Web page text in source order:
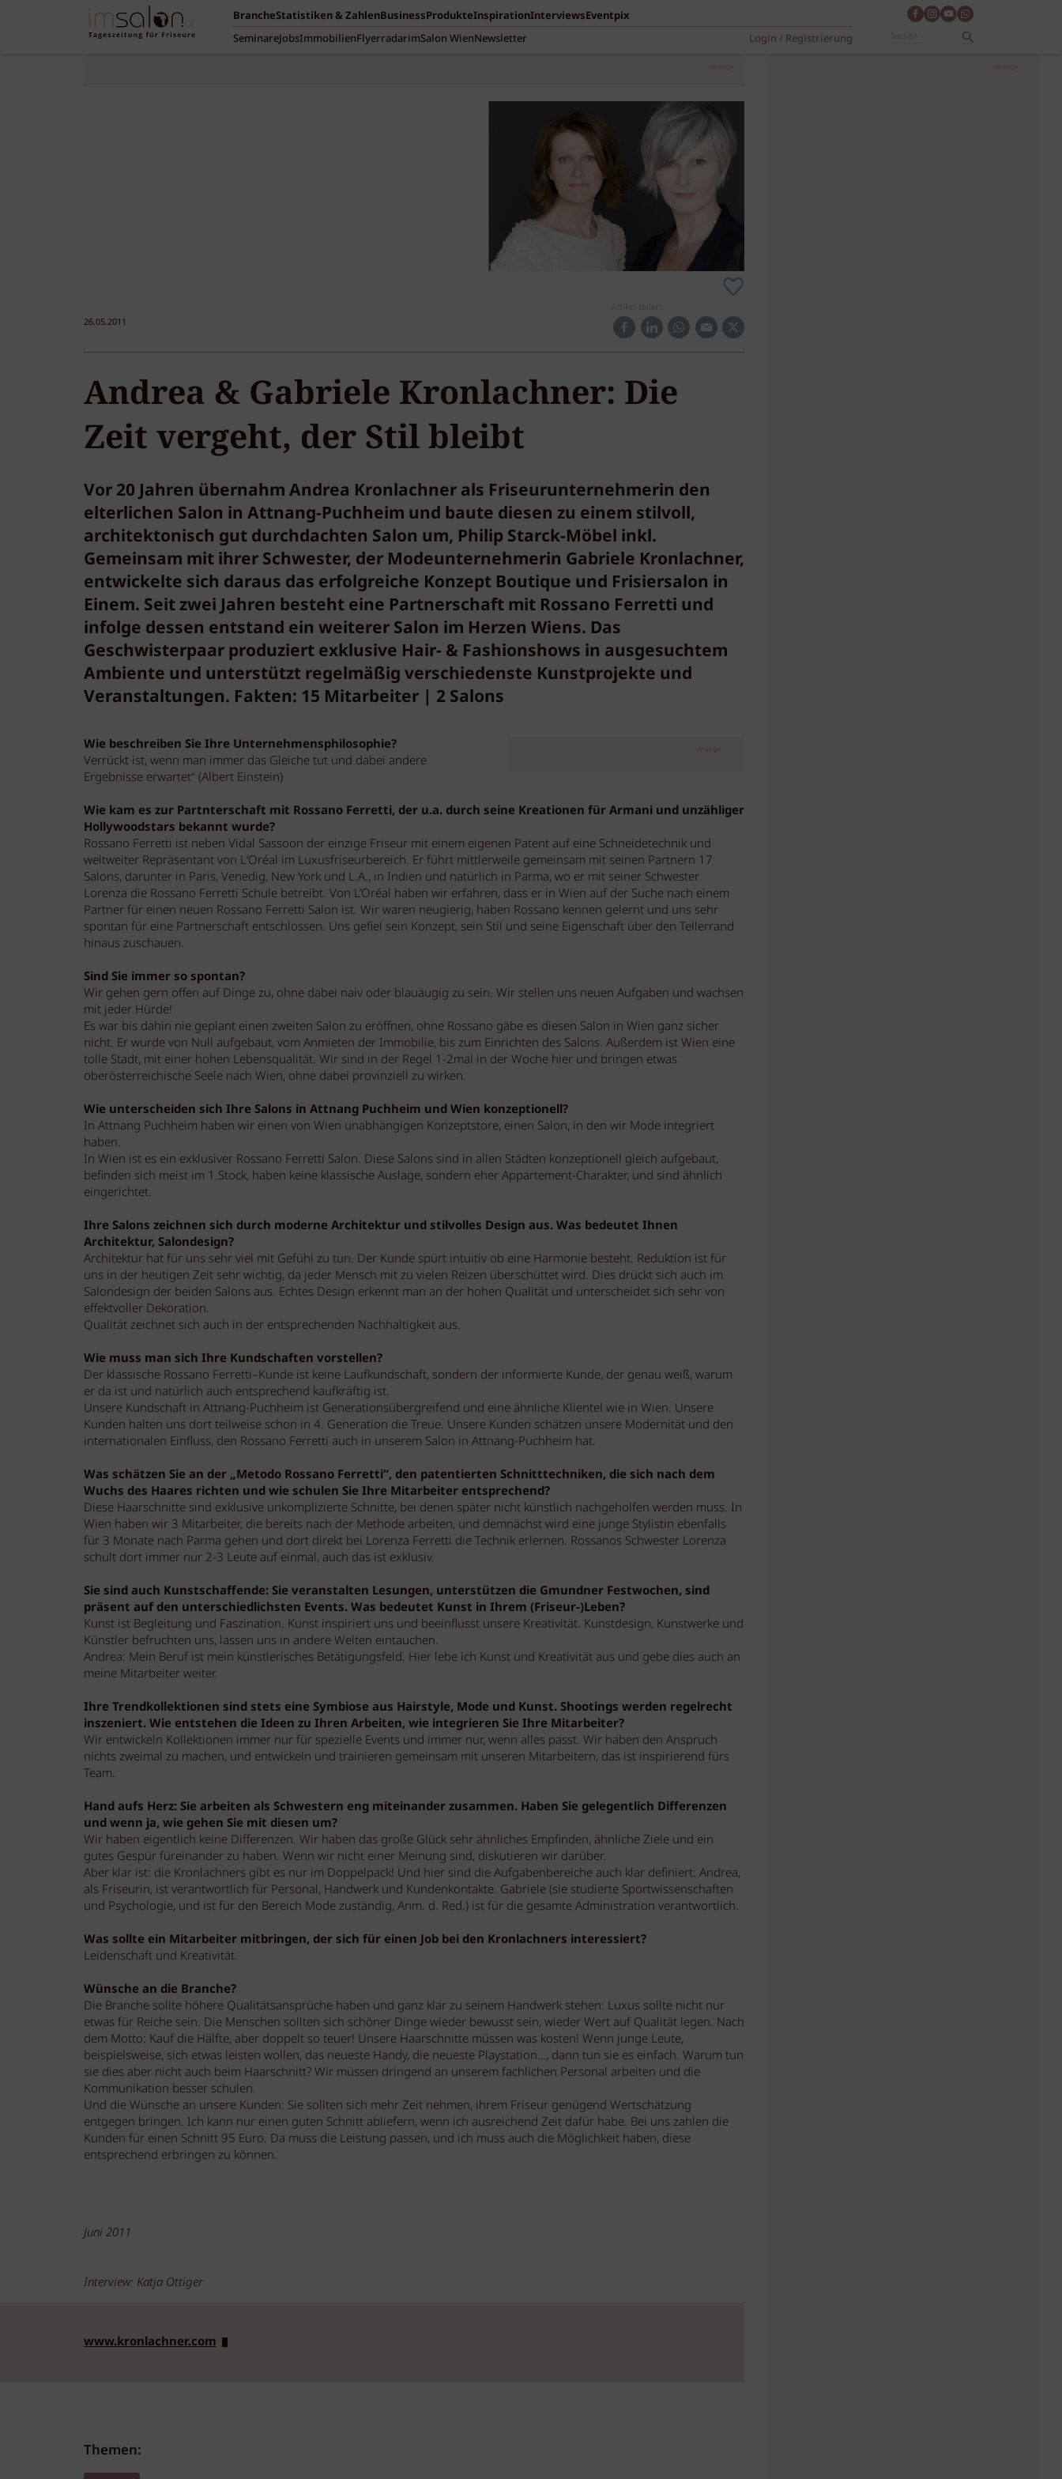
BrancheStatistiken & ZahlenBusinessProdukteInspirationInterviewsEventpix
SeminareJobsImmobilienFlyerradarimSalon WienNewsletter Login / Registrierung
Anzeige
26.05.2011
Artikel teilen:
Andrea & Gabriele Kronlachner: Die
Zeit vergeht, der Stil bleibt
Vor 20 Jahren übernahm Andrea Kronlachner als Friseurunternehmerin den
elterlichen Salon in Attnang-Puchheim und baute diesen zu einem stilvoll,
architektonisch gut durchdachten Salon um, Philip Starck-Möbel inkl.
Gemeinsam mit ihrer Schwester, der Modeunternehmerin Gabriele Kronlachner,
entwickelte sich daraus das erfolgreiche Konzept Boutique und Frisiersalon in
Einem. Seit zwei Jahren besteht eine Partnerschaft mit Rossano Ferretti und
infolge dessen entstand ein weiterer Salon im Herzen Wiens. Das
Geschwisterpaar produziert exklusive Hair- & Fashionshows in ausgesuchtem
Ambiente und unterstützt regelmäßig verschiedenste Kunstprojekte und
Veranstaltungen. Fakten: 15 Mitarbeiter | 2 Salons
Anzeige
Wie beschreiben Sie Ihre Unternehmensphilosophie?
Verrückt ist, wenn man immer das Gleiche tut und dabei andere
Ergebnisse erwartet“ (Albert Einstein)
Wie kam es zur Partnterschaft mit Rossano Ferretti, der u.a. durch seine Kreationen für Armani und unzähliger
Hollywoodstars bekannt wurde?
Rossano Ferretti ist neben Vidal Sassoon der einzige Friseur mit einem eigenen Patent auf eine Schneidetechnik und
weltweiter Repräsentant von L‘Oréal im Luxusfriseurbereich. Er führt mittlerweile gemeinsam mit seinen Partnern 17
Salons, darunter in Paris, Venedig, New York und L.A., in Indien und natürlich in Parma, wo er mit seiner Schwester
Lorenza die Rossano Ferretti Schule betreibt. Von L’Oréal haben wir erfahren, dass er in Wien auf der Suche nach einem
Partner für einen neuen Rossano Ferretti Salon ist. Wir waren neugierig, haben Rossano kennen gelernt und uns sehr
spontan für eine Partnerschaft entschlossen. Uns gefiel sein Konzept, sein Stil und seine Eigenschaft über den Tellerrand
hinaus zuschauen.
Sind Sie immer so spontan?
Wir gehen gern offen auf Dinge zu, ohne dabei naiv oder blauäugig zu sein. Wir stellen uns neuen Aufgaben und wachsen
mit jeder Hürde!
Es war bis dahin nie geplant einen zweiten Salon zu eröffnen, ohne Rossano gäbe es diesen Salon in Wien ganz sicher
nicht. Er wurde von Null aufgebaut, vom Anmieten der Immobilie, bis zum Einrichten des Salons. Außerdem ist Wien eine
tolle Stadt, mit einer hohen Lebensqualität. Wir sind in der Regel 1-2mal in der Woche hier und bringen etwas
oberösterreichische Seele nach Wien, ohne dabei provinziell zu wirken.
Wie unterscheiden sich Ihre Salons in Attnang Puchheim und Wien konzeptionell?
In Attnang Puchheim haben wir einen von Wien unabhängigen Konzeptstore, einen Salon, in den wir Mode integriert
haben.
In Wien ist es ein exklusiver Rossano Ferretti Salon. Diese Salons sind in allen Städten konzeptionell gleich aufgebaut,
befinden sich meist im 1.Stock, haben keine klassische Auslage, sondern eher Appartement-Charakter, und sind ähnlich
eingerichtet.
Ihre Salons zeichnen sich durch moderne Architektur und stilvolles Design aus. Was bedeutet Ihnen
Architektur, Salondesign?
Architektur hat für uns sehr viel mit Gefühl zu tun. Der Kunde spürt intuitiv ob eine Harmonie besteht. Reduktion ist für
uns in der heutigen Zeit sehr wichtig, da jeder Mensch mit zu vielen Reizen überschüttet wird. Dies drückt sich auch im
Salondesign der beiden Salons aus. Echtes Design erkennt man an der hohen Qualität und unterscheidet sich sehr von
effektvoller Dekoration.
Qualität zeichnet sich auch in der entsprechenden Nachhaltigkeit aus.
Wie muss man sich Ihre Kundschaften vorstellen?
Der klassische Rossano Ferretti–Kunde ist keine Laufkundschaft, sondern der informierte Kunde, der genau weiß, warum
er da ist und natürlich auch entsprechend kaufkräftig ist.
Unsere Kundschaft in Attnang-Puchheim ist Generationsübergreifend und eine ähnliche Klientel wie in Wien. Unsere
Kunden halten uns dort teilweise schon in 4. Generation die Treue. Unsere Kunden schätzen unsere Modernität und den
internationalen Einfluss, den Rossano Ferretti auch in unserem Salon in Attnang-Puchheim hat.
Was schätzen Sie an der „Metodo Rossano Ferretti“, den patentierten Schnitttechniken, die sich nach dem
Wuchs des Haares richten und wie schulen Sie Ihre Mitarbeiter entsprechend?
Diese Haarschnitte sind exklusive unkomplizierte Schnitte, bei denen später nicht künstlich nachgeholfen werden muss. In
Wien haben wir 3 Mitarbeiter, die bereits nach der Methode arbeiten, und demnächst wird eine junge Stylistin ebenfalls
für 3 Monate nach Parma gehen und dort direkt bei Lorenza Ferretti die Technik erlernen. Rossanos Schwester Lorenza
schult dort immer nur 2-3 Leute auf einmal, auch das ist exklusiv.
Sie sind auch Kunstschaffende: Sie veranstalten Lesungen, unterstützen die Gmundner Festwochen, sind
präsent auf den unterschiedlichsten Events. Was bedeutet Kunst in Ihrem (Friseur-)Leben?
Kunst ist Begleitung und Faszination. Kunst inspiriert uns und beeinflusst unsere Kreativität. Kunstdesign, Kunstwerke und
Künstler befruchten uns, lassen uns in andere Welten eintauchen.
Andrea: Mein Beruf ist mein künstlerisches Betätigungsfeld. Hier lebe ich Kunst und Kreativität aus und gebe dies auch an
meine Mitarbeiter weiter.
Ihre Trendkollektionen sind stets eine Symbiose aus Hairstyle, Mode und Kunst. Shootings werden regelrecht
inszeniert. Wie entstehen die Ideen zu Ihren Arbeiten, wie integrieren Sie Ihre Mitarbeiter?
Wir entwickeln Kollektionen immer nur für spezielle Events und immer nur, wenn alles passt. Wir haben den Anspruch
nichts zweimal zu machen, und entwickeln und trainieren gemeinsam mit unseren Mitarbeitern, das ist inspirierend fürs
Team.
Hand aufs Herz: Sie arbeiten als Schwestern eng miteinander zusammen. Haben Sie gelegentlich Differenzen
und wenn ja, wie gehen Sie mit diesen um?
Wir haben eigentlich keine Differenzen. Wir haben das große Glück sehr ähnliches Empfinden, ähnliche Ziele und ein
gutes Gespür füreinander zu haben. Wenn wir nicht einer Meinung sind, diskutieren wir darüber.
Aber klar ist: die Kronlachners gibt es nur im Doppelpack! Und hier sind die Aufgabenbereiche auch klar definiert: Andrea,
als Friseurin, ist verantwortlich für Personal, Handwerk und Kundenkontakte. Gabriele (sie studierte Sportwissenschaften
und Psychologie, und ist für den Bereich Mode zuständig, Anm. d. Red.) ist für die gesamte Administration verantwortlich.
Was sollte ein Mitarbeiter mitbringen, der sich für einen Job bei den Kronlachners interessiert?
Leidenschaft und Kreativität.
Wünsche an die Branche?
Die Branche sollte höhere Qualitätsansprüche haben und ganz klar zu seinem Handwerk stehen: Luxus sollte nicht nur
etwas für Reiche sein. Die Menschen sollten sich schöner Dinge wieder bewusst sein, wieder Wert auf Qualität legen. Nach
dem Motto: Kauf die Hälfte, aber doppelt so teuer! Unsere Haarschnitte müssen was kosten! Wenn junge Leute,
beispielsweise, sich etwas leisten wollen, das neueste Handy, die neueste Playstation…, dann tun sie es einfach. Warum tun
sie dies aber nicht auch beim Haarschnitt? Wir müssen dringend an unserem fachlichen Personal arbeiten und die
Kommunikation besser schulen.
Und die Wünsche an unsere Kunden: Sie sollten sich mehr Zeit nehmen, ihrem Friseur genügend Wertschätzung
entgegen bringen. Ich kann nur einen guten Schnitt abliefern, wenn ich ausreichend Zeit dafür habe. Bei uns zahlen die
Kunden für einen Schnitt 95 Euro. Da muss die Leistung passen, und ich muss auch die Möglichkeit haben, diese
entsprechend erbringen zu können.
Juni 2011
Interview: Katja Ottiger
www.kronlachner.com
Themen:
Anzeige